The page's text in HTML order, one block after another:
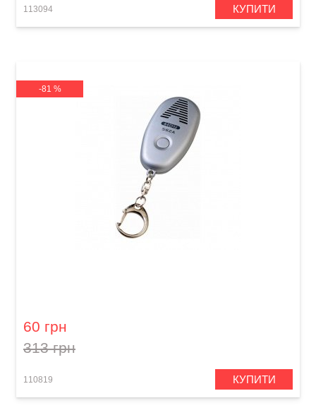
113094 КУПИТИ
-81 %
60 грн
313 грн
110819 КУПИТИ